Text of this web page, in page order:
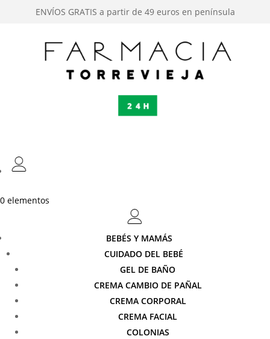
ENVÍOS GRATIS a partir de 49 euros en península
0 elementos
BEBÉS Y MAMÁS
CUIDADO DEL BEBÉ
GEL DE BAÑO
CREMA CAMBIO DE PAÑAL
CREMA CORPORAL
CREMA FACIAL
COLONIAS